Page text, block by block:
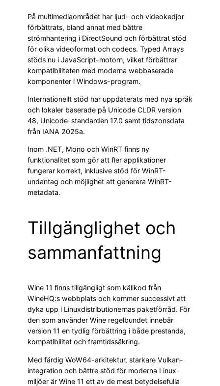
På multimediaområdet har ljud- och videokedjor
förbättrats, bland annat med bättre
strömhantering i DirectSound och förbättrat stöd
för olika videoformat och codecs. Typed Arrays
stöds nu i JavaScript-motorn, vilket förbättrar
kompatibiliteten med moderna webbaserade
komponenter i Windows-program.
Internationellt stöd har uppdaterats med nya språk
och lokaler baserade på Unicode CLDR version
48, Unicode-standarden 17.0 samt tidszonsdata
från IANA 2025a.
Inom .NET, Mono och WinRT finns ny
funktionalitet som gör att fler applikationer
fungerar korrekt, inklusive stöd för WinRT-
undantag och möjlighet att generera WinRT-
metadata.
Tillgänglighet och
sammanfattning
Wine 11 finns tillgängligt som källkod från
WineHQ:s webbplats och kommer successivt att
dyka upp i Linuxdistributionernas paketförråd. För
den som använder Wine regelbundet innebär
version 11 en tydlig förbättring i både prestanda,
kompatibilitet och framtidssäkring.
Med färdig WoW64-arkitektur, starkare Vulkan-
integration och bättre stöd för moderna Linux-
miljöer är Wine 11 ett av de mest betydelsefulla